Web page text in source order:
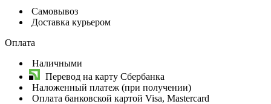
Самовывоз
Доставка курьером
Оплата
Наличными
Перевод на карту Сбербанка
Наложенный платеж (при получении)
Оплата банковской картой Visa, Mastercard